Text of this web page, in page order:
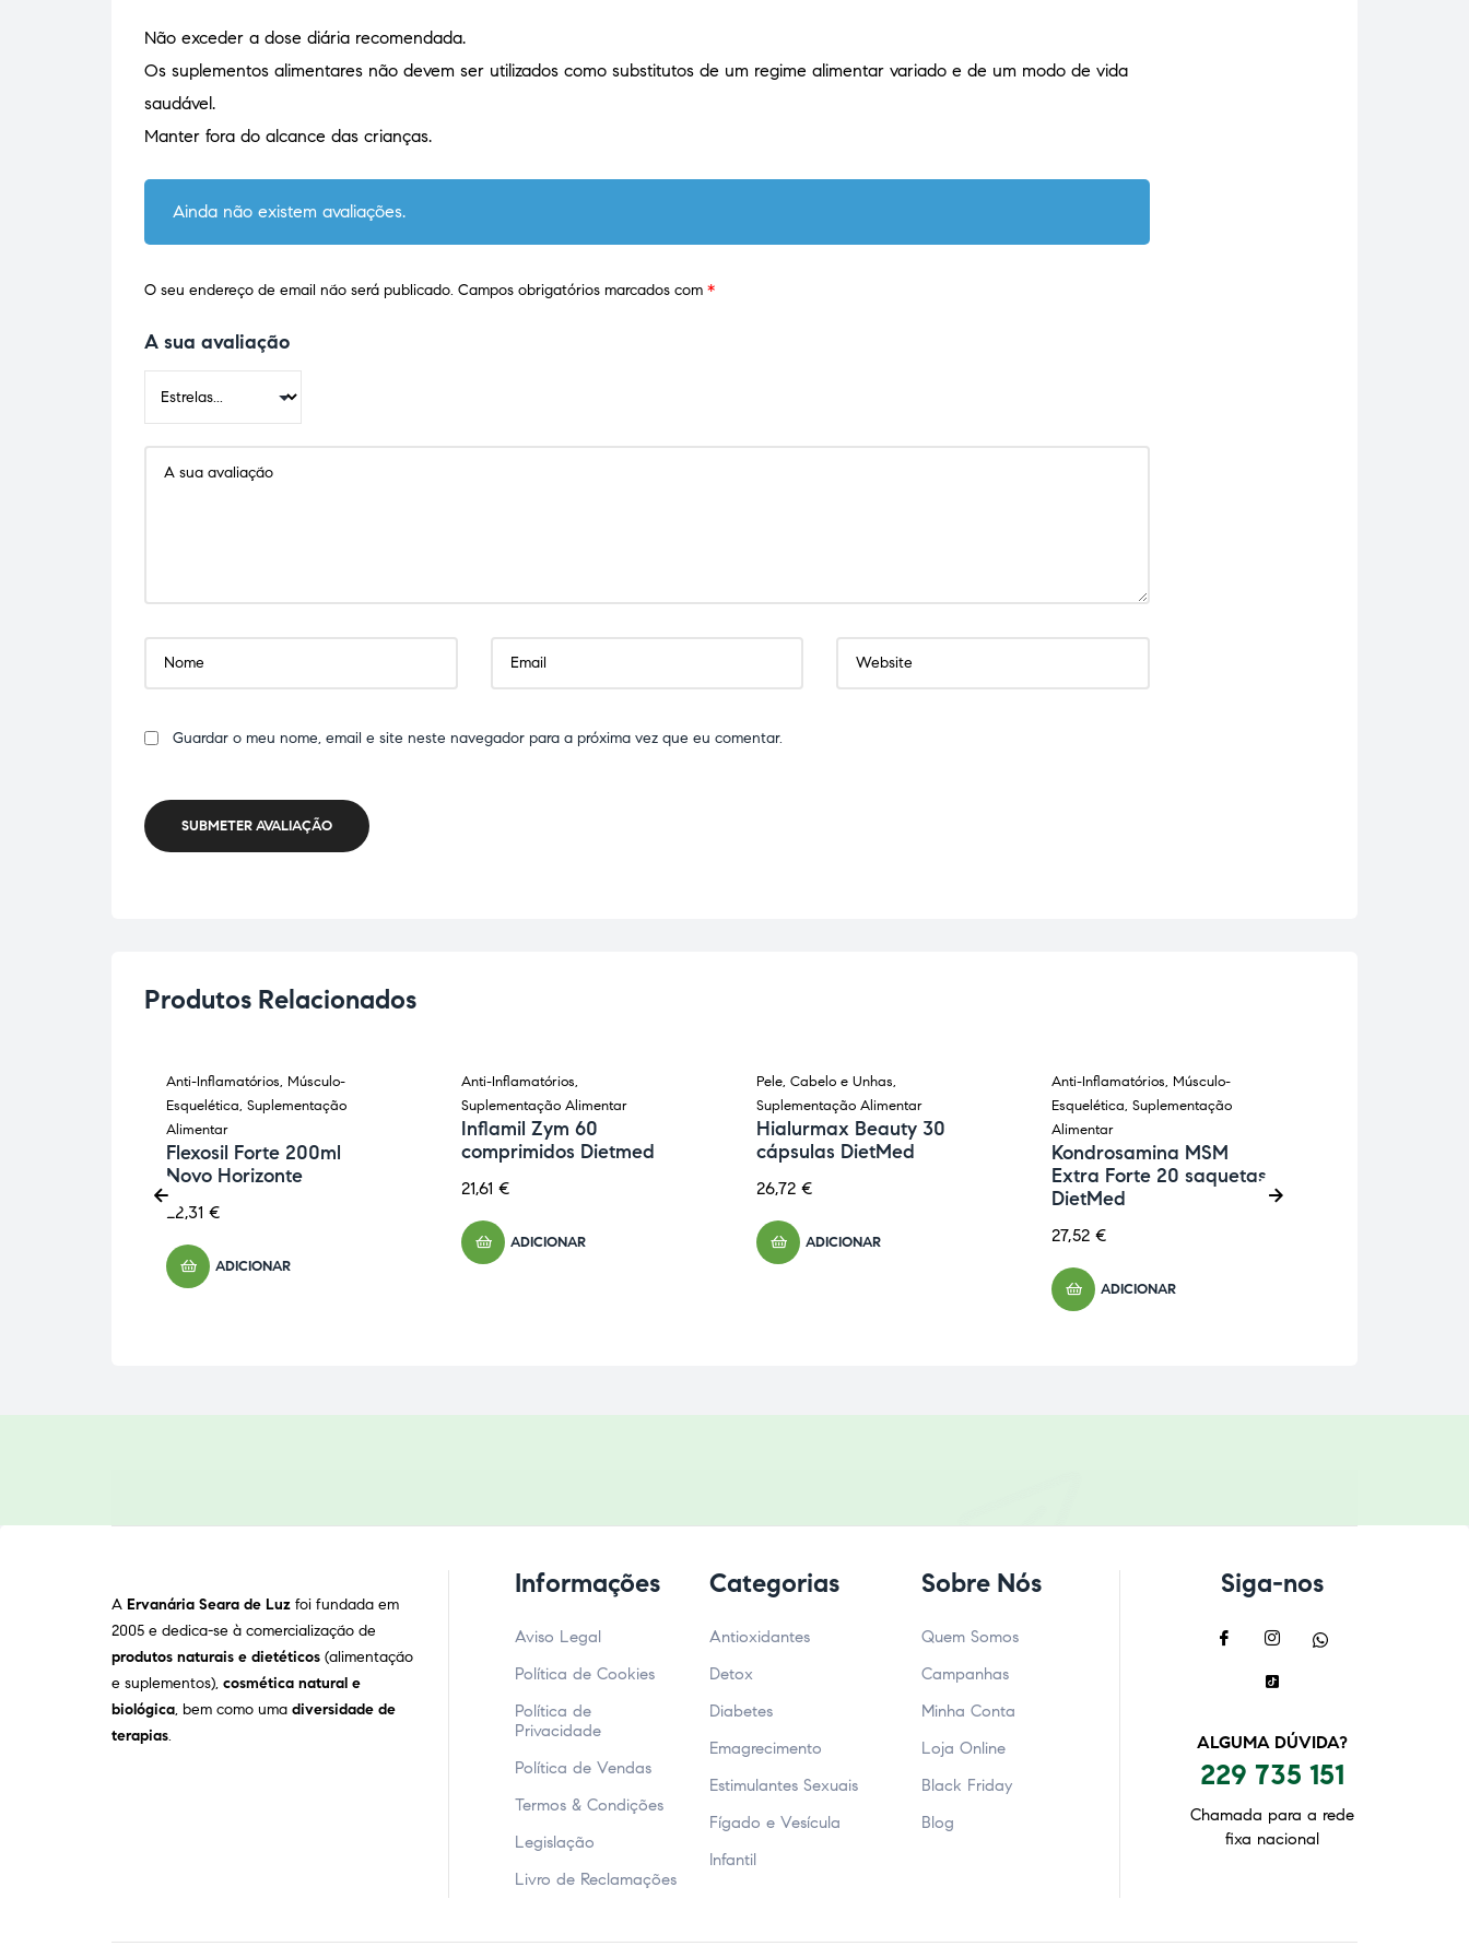
Não exceder a dose diária recomendada.
Os suplementos alimentares não devem ser utilizados como substitutos de um regime alimentar variado e de um modo de vida
saudável.
Manter fora do alcance das crianças.
Ainda não existem avaliações.
O seu endereço de email não será publicado. Campos obrigatórios marcados com *
A sua avaliação
Guardar o meu nome, email e site neste navegador para a próxima vez que eu comentar.
SUBMETER AVALIAÇÃO
Produtos Relacionados
Anti-Inflamatórios, Músculo-
Esquelética, Suplementação
Alimentar
Flexosil Forte 200ml
Novo Horizonte
22,31 €
ADICIONAR
Anti-Inflamatórios,
Suplementação Alimentar
Inflamil Zym 60
comprimidos Dietmed
21,61 €
ADICIONAR
Pele, Cabelo e Unhas,
Suplementação Alimentar
Hialurmax Beauty 30
cápsulas DietMed
26,72 €
ADICIONAR
Anti-Inflamatórios, Músculo-
Esquelética, Suplementação
Alimentar
Kondrosamina MSM
Extra Forte 20 saquetas
DietMed
27,52 €
ADICIONAR
A Ervanária Seara de Luz foi fundada em
2005 e dedica-se à comercialização de
produtos naturais e dietéticos (alimentação
e suplementos), cosmética natural e
biológica, bem como uma diversidade de
terapias.
Informações
Aviso Legal
Política de Cookies
Política de
Privacidade
Política de Vendas
Termos & Condições
Legislação
Livro de Reclamações
Categorias
Antioxidantes
Detox
Diabetes
Emagrecimento
Estimulantes Sexuais
Fígado e Vesícula
Infantil
Sobre Nós
Quem Somos
Campanhas
Minha Conta
Loja Online
Black Friday
Blog
Siga-nos
ALGUMA DÚVIDA?
229 735 151
Chamada para a rede
fixa nacional